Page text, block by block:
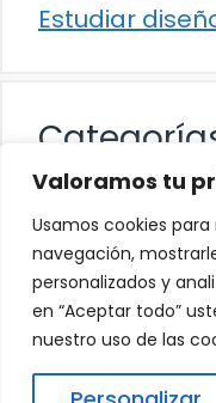
Valoramos tu
Usamos cookies
navegación,
personalizados y
en “Aceptar todo”
nuestro uso de las
Estudiar
Cultura
Educación
Eventos
Trabajo